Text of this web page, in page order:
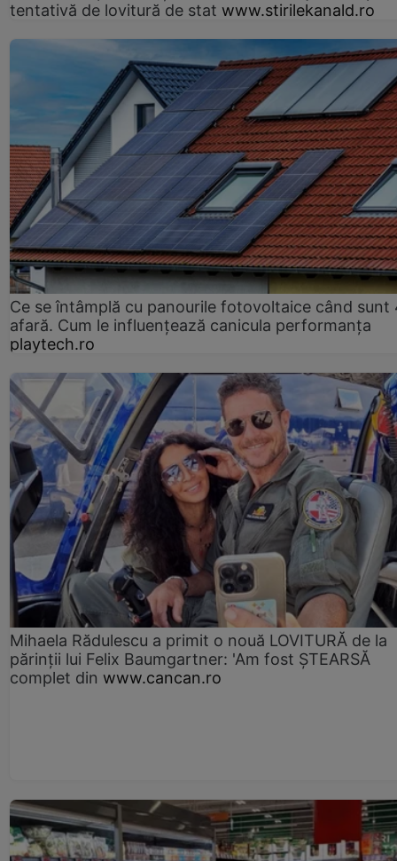
tentativă de lovitură de stat www.stirilekanald.ro
Ce se întâmplă cu panourile fotovoltaice când sunt
afară. Cum le influențează canicula performanța
playtech.ro
Mihaela Rădulescu a primit o nouă LOVITURĂ de la
părinții lui Felix Baumgartner: 'Am fost ȘTEARSĂ
complet din www.cancan.ro